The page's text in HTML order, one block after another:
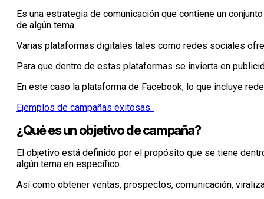
Es una estrategia de comunicación que contiene un
de algún tema.
Varias plataformas digitales tales como redes sociales
Para que dentro de estas plataformas se invierta en
En este caso la plataforma de Facebook, lo que incluye
Ejemplos de campañas exitosas.
¿Qué es un objetivo de campaña?
El objetivo está definido por el propósito que se tiene
algún tema en específico.
Así como obtener ventas, prospectos, comunicación,